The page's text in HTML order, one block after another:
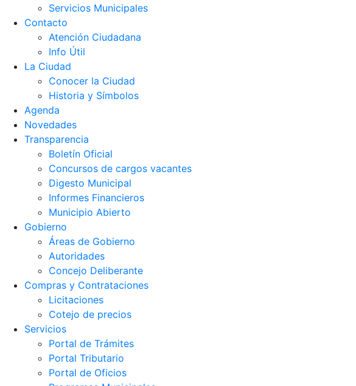
Servicios Municipales
Contacto
Atención Ciudadana
Info Útil
La Ciudad
Conocer la Ciudad
Historia y Símbolos
Agenda
Novedades
Transparencia
Boletín Oficial
Concursos de cargos vacantes
Digesto Municipal
Informes Financieros
Municipio Abierto
Gobierno
Áreas de Gobierno
Autoridades
Concejo Deliberante
Compras y Contrataciones
Licitaciones
Cotejo de precios
Servicios
Portal de Trámites
Portal Tributario
Portal de Oficios